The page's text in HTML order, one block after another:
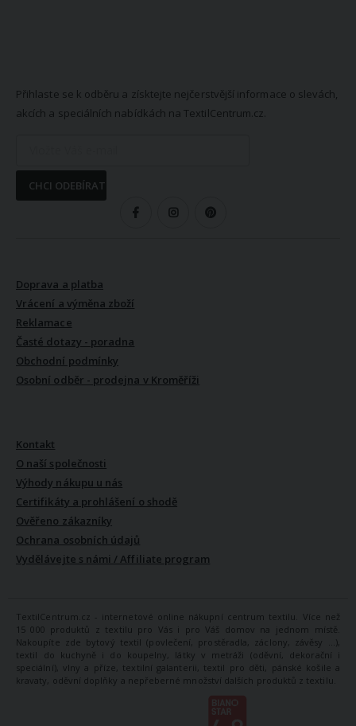
Přihlaste se k odběru a získtejte nejčerstvější informace o slevách,
akcích a speciálních nabídkách na TextilCentrum.cz.
CHCI ODEBÍRAT
Doprava a platba
Vrácení a výměna zboží
Reklamace
Časté dotazy - poradna
Obchodní podmínky
Osobní odběr - prodejna v Kroměříži
Kontakt
O naší společnosti
Výhody nákupu u nás
Certifikáty a prohlášení o shodě
Ověřeno zákazníky
Ochrana osobních údajů
Vydělávejte s námi / Affiliate program
TextilCentrum.cz - internetové online nákupní centrum textilu. Více než
15 000 produktů z textilu pro Vás i pro Váš domov na jednom místě.
Nakoupíte zde bytový textil (povlečení, prostěradla, záclony, závěsy ...),
textil do kuchyně i do koupelny, látky v metráži (oděvní, dekorační i
speciální), vlny a příze, textilní galanterii, textil pro děti, pánské košile a
kravaty, oděvní doplňky a nepřeberné množství dalších produktů z textilu.